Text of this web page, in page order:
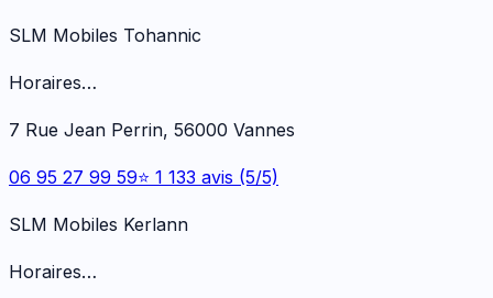
SLM Mobiles Tohannic
Horaires…
7 Rue Jean Perrin, 56000 Vannes
06 95 27 99 59⭐ 1 133 avis (5/5)
SLM Mobiles Kerlann
Horaires…